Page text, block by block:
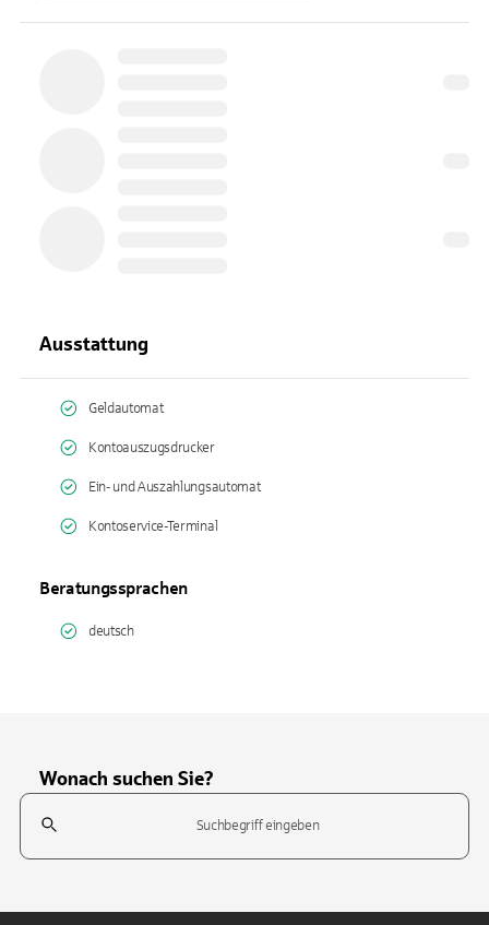
Ausstattung
Geldautomat
Kontoauszugsdrucker
Ein- und Auszahlungsautomat
Kontoservice-Terminal
Beratungssprachen
deutsch
Wonach suchen Sie?
Suchfeld